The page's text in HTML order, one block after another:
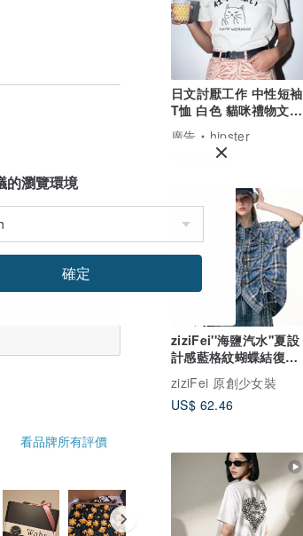
日文討厭工作 中性短袖
T恤 白色 貓咪禮物文青
日本職場夏日穿搭
廣告
hipster
US$ 26.69
ziziFei''海鹽汽水''夏設
計感藍格紋蝴蝶結復古
學院風短袖襯衫女
ziziFei 原創少女裝
US$ 62.46
看品牌所有評價
的瀏覽環境
確定